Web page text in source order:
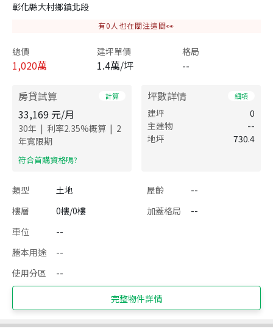
彰化縣大村鄉鎮北段
有0 人也在關注這間👀
總價
1,020萬
建坪單價
1.4萬/坪
格局
--
房貸試算 計算
33,169 元/月
30年 | 利率2.35%概算 | 2
年寬限期
​符合首購資格嗎?
坪數詳情 細項
建坪
0
主建物
--
地坪
730.4
類型 土地 屋齡
--
樓層
0樓/0樓 加蓋格局
--
車位
--
謄本用途
--
使用分區
--
完整物件詳情